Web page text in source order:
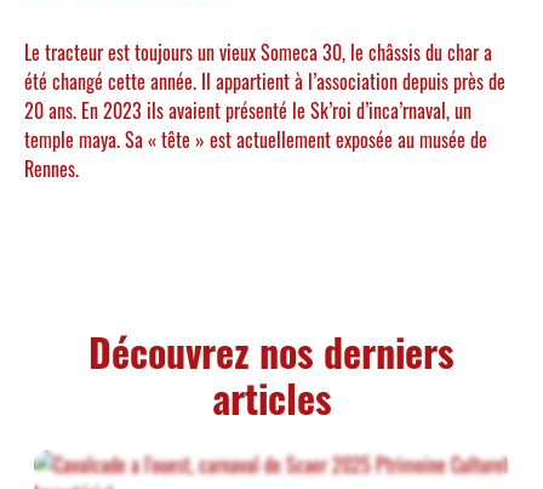
Le tracteur est toujours un vieux Someca 30, le châssis du char a
été changé cette année. Il appartient à l’association depuis près de
20 ans. En 2023 ils avaient présenté le Sk’roi d’inca’rnaval, un
temple maya. Sa « tête » est actuellement exposée au musée de
Rennes.
Découvrez nos derniers
articles